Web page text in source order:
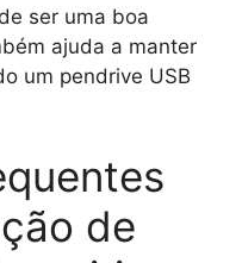
ser uma boa
ajuda a manter
um pendrive USB
de